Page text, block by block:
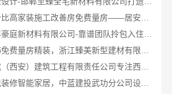
苏州百年豪庭新材料有限公司-靠谱团队拎包入住家装
卧室全包装修智能家居，中蓝建投武功分公司设计施工